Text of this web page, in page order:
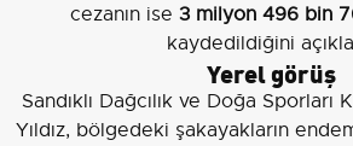
cezanın ise 3 milyon 496 bin
kaydedildiğini
Yerel görüş
Sandıklı Dağcılık ve Doğa Sporları
Yıldız, bölgedeki şakayakların